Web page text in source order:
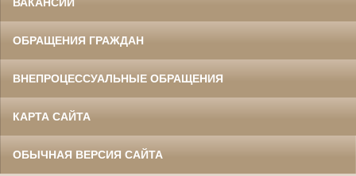
ОБРАЩЕНИЯ ГРАЖДАН
ВНЕПРОЦЕССУАЛЬНЫЕ ОБРАЩЕНИЯ
КАРТА САЙТА
ОБЫЧНАЯ ВЕРСИЯ САЙТА